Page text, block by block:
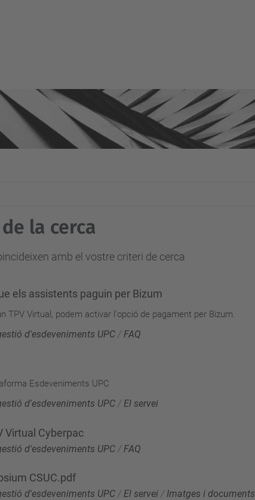
la cerca
amb el vostre criteri de cerca
els assistents paguin per Bizum
TPV Virtual, podem activar l'opció de pagament per Bizum.
d'esdeveniments UPC / FAQ
Esdeveniments UPC
d'esdeveniments UPC /El servei
Virtual Cyberpac
d'esdeveniments UPC / FAQ
CSUC.pdf
d'esdeveniments UPC /El servei / Imatges i documents